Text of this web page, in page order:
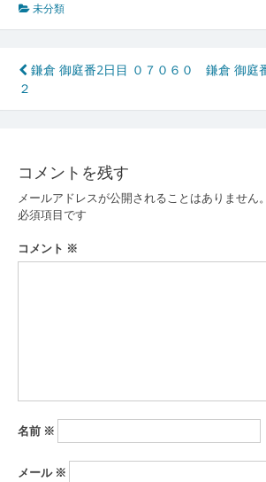
未分類
投
稿
ビ
ゲ
ー
シ
鎌倉 御庭番2日目 ０７０６０
２
鎌倉 御庭
コメントを残す
メールアドレスが公開されることはありません。
必須項目です
コメント ※
名前 ※
メール ※